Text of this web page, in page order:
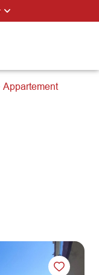
Appartement